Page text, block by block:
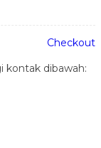
Checkout
kontak dibawah: